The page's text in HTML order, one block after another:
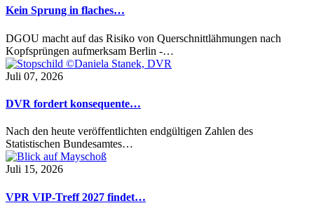
Kein Sprung in flaches…
DGOU macht auf das Risiko von Querschnittlähmungen nach
Kopfsprüngen aufmerksam Berlin -…
Juli 07, 2026
DVR fordert konsequente…
Nach den heute veröffentlichten endgültigen Zahlen des
Statistischen Bundesamtes…
Juli 15, 2026
VPR VIP-Treff 2027 findet…